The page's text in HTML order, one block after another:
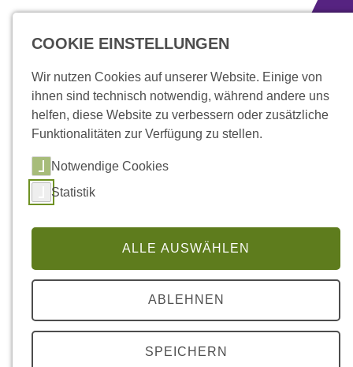
zum Inhalt springen
Stiftung Scheuern
COOKIE EINSTELLUNGEN
Wir nutzen Cookies auf unserer Website. Einige von
ihnen sind technisch notwendig, während andere uns
helfen, diese Website zu verbessern oder zusätzliche
Funktionalitäten zur Verfügung zu stellen.
Notwendige Cookies
Statistik
ALLE AUSWÄHLEN
ABLEHNEN
SPEICHERN